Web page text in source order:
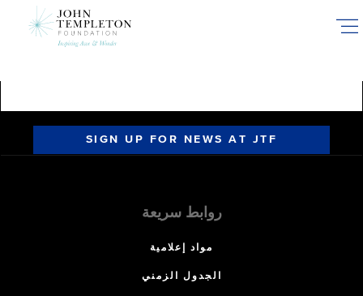
SIGN UP FOR NEWS AT JTF
روابط سريعة
مواد إعلامية
الجدول الزمني